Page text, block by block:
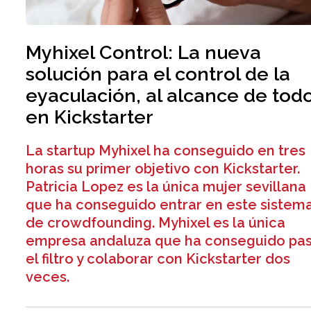
Myhixel Control: La nueva
solución para el control de la
eyaculación, al alcance de
en Kickstarter
La startup Myhixel ha conseguido en tres
horas su primer objetivo con Kickstarter.
Patricia Lopez es la única mujer sevillana
que ha conseguido entrar en este
de crowdfounding. Myhixel es la única
empresa andaluza que ha conseguido
el filtro y colaborar con Kickstarter dos
veces.